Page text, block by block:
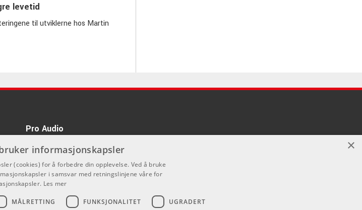
levetid
til utviklerne hos Martin
er også av samme nitidige
Pro Audio
×
informasjonskapsler
(cookies) for å forbedre din opplevelse. Ved å bruke
i samsvar med retningslinjene våre for
Les mer
MÅLRETTING FUNKSJONALITET UGRADERT